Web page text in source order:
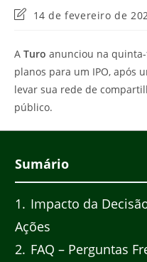
Última
post:
14 de fevereiro de
A Turo anunciou na
planos para um IPO, após
levar sua rede de
público.
Sumário
1
Impacto da
Ações
2 FAQ – Perguntas